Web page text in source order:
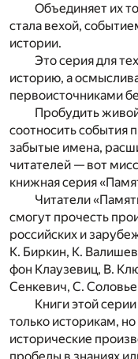
Объединяет их
стала вехой,
истории.
Это серия для
историю, а
первоисточниками
Пробудить
соотносить события
забытые имена,
читателей — вот
книжная серия
Читатели
смогут прочесть
российских и
К. Биркин, К.
фон Клаузевиц, В.
Сенкевич, С.
Книги этой
только историкам,
исторические